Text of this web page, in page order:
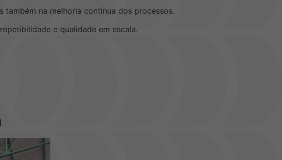
também na melhoria contínua dos processos.
e qualidade em escala.